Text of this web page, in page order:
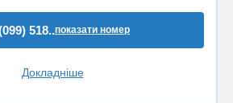
518..показати номер
Докладніше